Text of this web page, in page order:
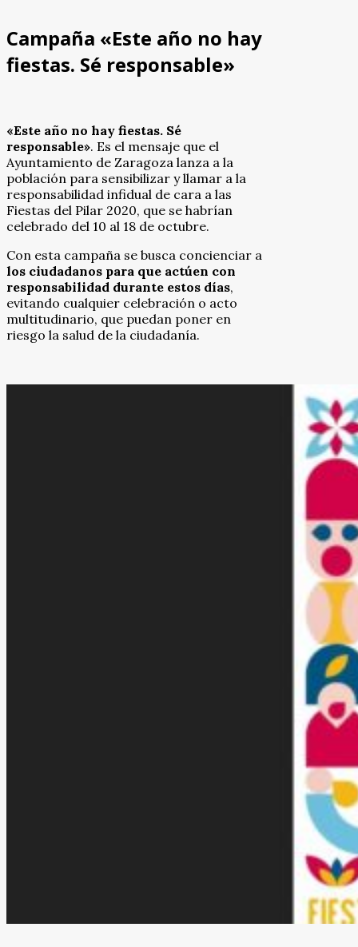
Campaña «Este año no hay
fiestas. Sé responsable»
«Este año no hay fiestas. Sé
responsable». Es el mensaje que el
Ayuntamiento de Zaragoza lanza a la
población para sensibilizar y llamar a la
responsabilidad infidual de cara a las
Fiestas del Pilar 2020, que se habrían
celebrado del 10 al 18 de octubre.
Con esta campaña se busca concienciar a
los ciudadanos para que actúen con
responsabilidad durante estos días,
evitando cualquier celebración o acto
multitudinario, que puedan poner en
riesgo la salud de la ciudadanía.